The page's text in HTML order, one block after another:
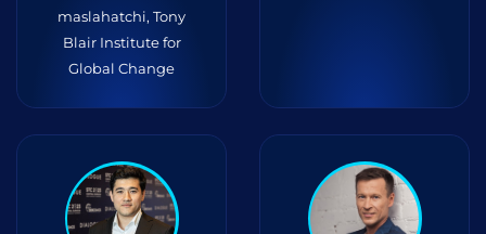
maslahatchi, Tony
Blair Institute for
Global Change